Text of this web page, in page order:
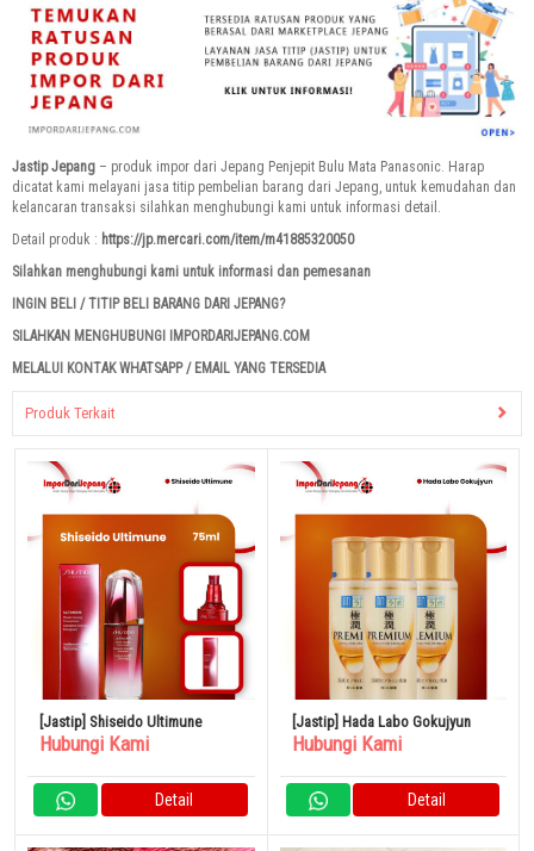
Jastip Jepang – produk impor dari Jepang Penjepit Bulu Mata Panasonic. Harap
dicatat kami melayani jasa titip pembelian barang dari Jepang, untuk kemudahan dan
kelancaran transaksi silahkan menghubungi kami untuk informasi detail.
Detail produk : https://jp.mercari.com/item/m41885320050
Silahkan menghubungi kami untuk informasi dan pemesanan
INGIN BELI / TITIP BELI BARANG DARI JEPANG?
SILAHKAN MENGHUBUNGI IMPORDARIJEPANG.COM
MELALUI KONTAK WHATSAPP / EMAIL YANG TERSEDIA
Produk Terkait
[Jastip] Shiseido Ultimune
Hubungi Kami
Detail
[Jastip] Hada Labo Gokujyun
Hubungi Kami
Detail